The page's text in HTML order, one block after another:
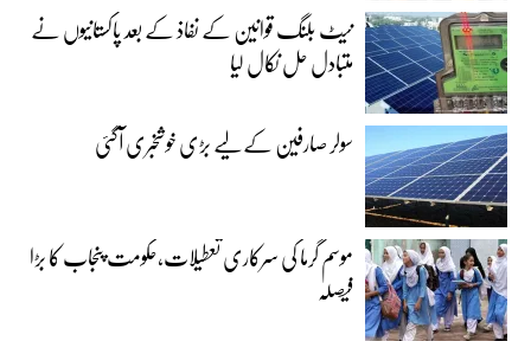
نیٹ بلنگ قوانین کے نفاذ کے بعد پاکستانیوں نے
متبادل حل نکال لیا
سولر صارفین کے لیے بڑی خوشخبری آگئی
موسم گرما کی سرکاری تعطیلات،حکومت پنجاب کا بڑا
فیصلہ